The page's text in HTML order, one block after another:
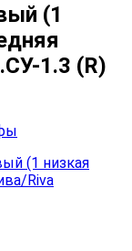
(1
1.3 (R)
(1 низкая
Riva